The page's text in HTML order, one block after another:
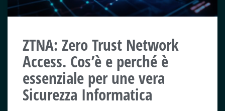
ZTNA: Zero Trust Network
Access. Cos’è e perché è
essenziale per une vera
Sicurezza Informatica